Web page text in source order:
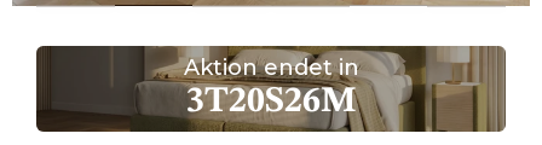
Aktion endet in
3T20S26M